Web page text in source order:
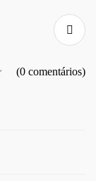
(0 comentários)